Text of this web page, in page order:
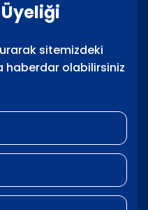
sitemizdeki
haberdar olabilirsiniz